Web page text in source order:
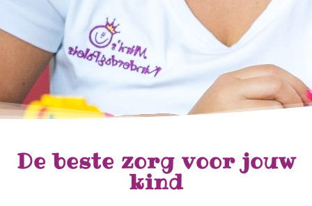
De beste zorg voor jouw
kind